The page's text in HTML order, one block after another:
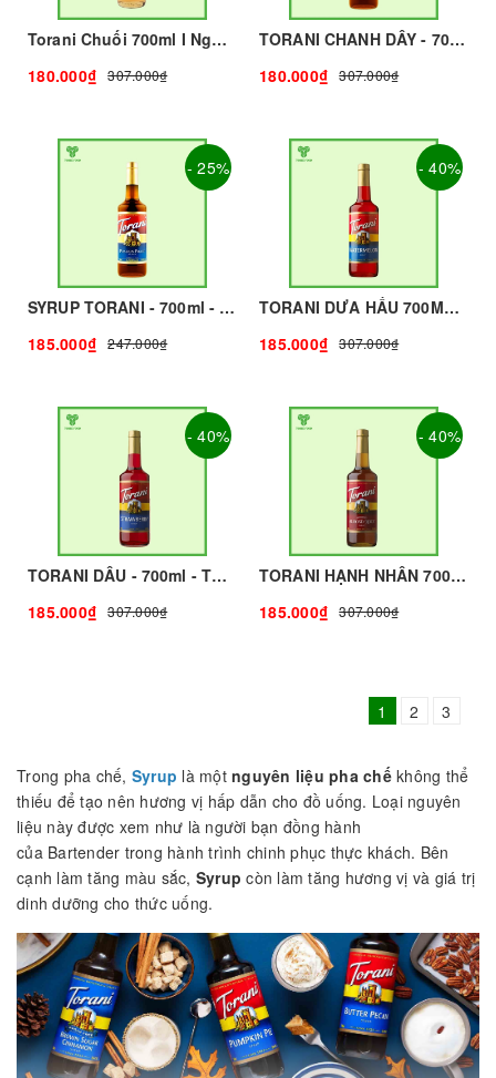
Torani Chuối 700ml I Nguyên Liệu Pha Chế - Tobee Food
180.000₫
307.000₫
TORANI CHANH DÂY - 700ml - TORANI | Nguyên liệu pha chế - TOBEE FOOD
180.000₫
307.000₫
- 25%
SYRUP TORANI - 700ml - TORANI | Nguyên liệu pha chế - TOBEE FOOD
185.000₫
247.000₫
- 40%
TORANI DƯA HẤU 700ML I NGUYÊN LIỆU PHA CHẾ - TOBEE FOOD
185.000₫
307.000₫
- 40%
TORANI DÂU - 700ml - TORANI | Nguyên liệu pha chế - TOBEE FOOD
185.000₫
307.000₫
- 40%
TORANI HẠNH NHÂN 700ML I Nguyên Liệu Pha Chế - Tobee Food
185.000₫
307.000₫
1 2 3
Trong pha chế, Syrup là một nguyên liệu pha chếkhông thể
thiếu để tạo nên hương vị hấp dẫn cho đồ uống. Loại nguyên
liệu này được xem như là người bạn đồng hành
của Bartender trong hành trình chinh phục thực khách. Bên
cạnh làm tăng màu sắc, Syrupcòn làm tăng hương vị và giá trị
dinh dưỡng cho thức uống.